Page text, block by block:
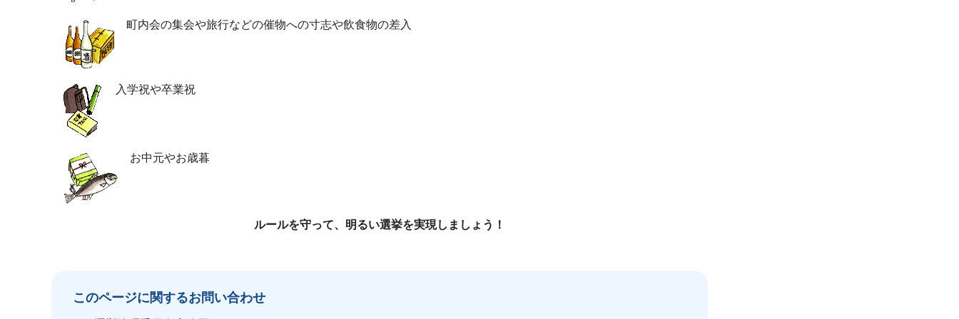
町内会の集会や旅行などの催物への寸志や飲食物の差入
入学祝や卒業祝
お中元やお歳暮
ルールを守って、明るい選挙を実現しましょう！
このページに関するお問い合わせ